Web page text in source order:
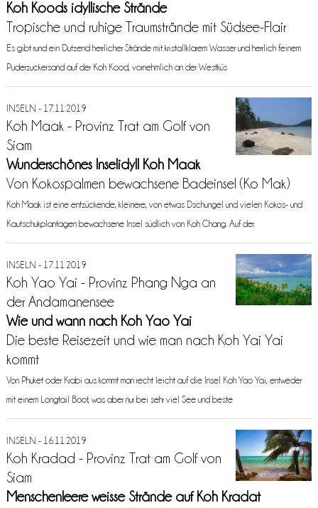
Koh Koods idyllische Strände
Tropische und ruhige Traumstrände mit Südsee-Flair
Es gibt rund ein Dutzend herrlicher Strände mit kristallklarem Wasser und herrlich feinem
Puderzuckersand auf der Koh Kood, vornehmlich an der Westküs
INSELN - 17.11.2019
Koh Maak - Provinz Trat am Golf von
Siam
Wunderschönes Inselidyll Koh Maak
Von Kokospalmen bewachsene Badeinsel (Ko Mak)
Koh Maak ist eine entzückende, kleinere, von etwas Dschungel und vielen Kokos- und
Kautschukplantagen bewachsene Insel südlich von Koh Chang. Auf der
INSELN - 17.11.2019
Koh Yao Yai - Provinz Phang Nga an
der Andamanensee
Wie und wann nach Koh Yao Yai
Die beste Reisezeit und wie man nach Koh Yai Yai
kommt
Von Phuket oder Krabi aus kommt man recht leicht auf die Insel Koh Yao Yai, entweder
mit einem Longtail Boot, was aber nur bei sehr viel See und beste
INSELN - 16.11.2019
Koh Kradad - Provinz Trat am Golf von
Siam
Menschenleere weisse Strände auf Koh Kradat